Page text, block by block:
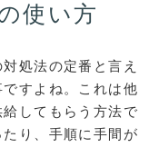
使い方
処法の定番と言え
すよね。これは他
してもらう方法で
り、手順に手間が